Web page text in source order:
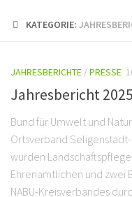
Links
Datenschutzerklärung
KATEGORIE:
JAHRESBERICHTE /PRESSE
Jahresbericht 2025
Bund für Umwelt und
Ortsverband
wurden
Ehrenamtlichen und zwei
NABU-Kreisverbandes